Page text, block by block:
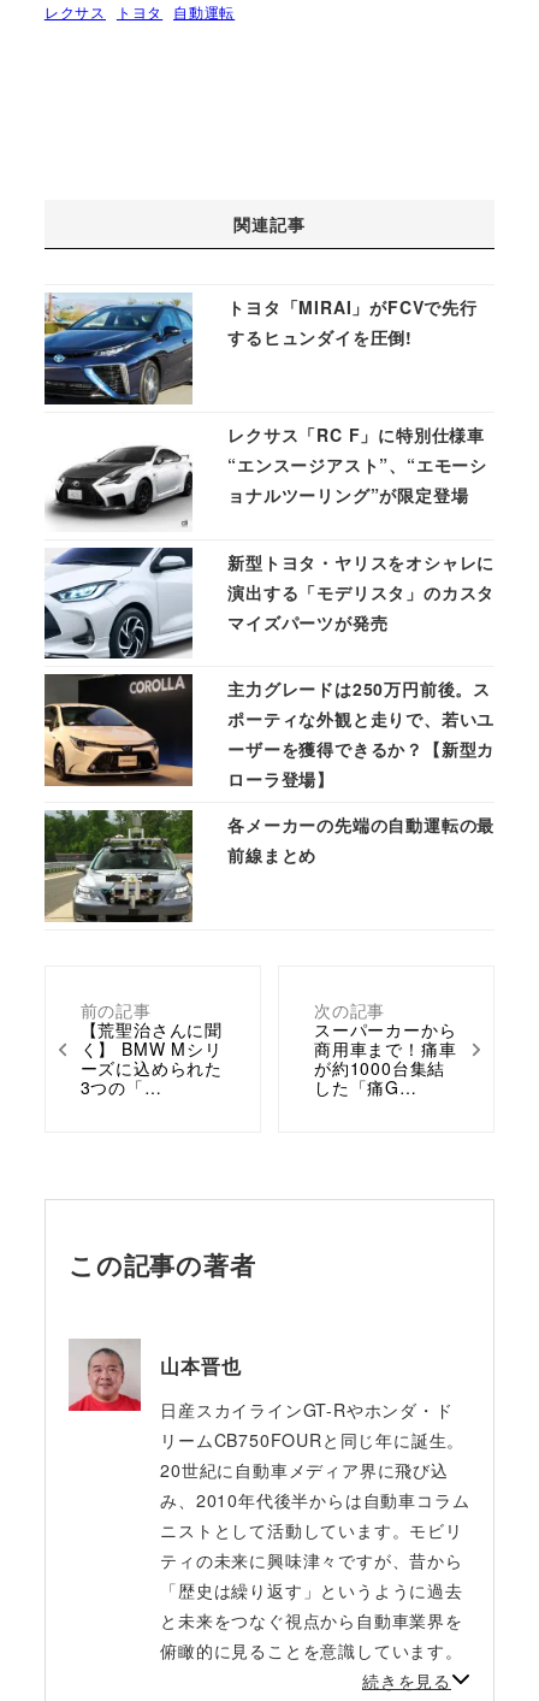
レクサス トヨタ 自動運転
前の記事
【荒聖治さんに聞
く】 BMW Mシリ
ーズに込められた
3つの「…
次の記事
スーパーカーから
商用車まで！痛車
が約1000台集結
した「痛G…
関連記事
トヨタ「MIRAI」がFCVで先行
するヒュンダイを圧倒!
レクサス「RC F」に特別仕様車
“エンスージアスト”、“エモーシ
ョナルツーリング”が限定登場
新型トヨタ・ヤリスをオシャレに
演出する「モデリスタ」のカスタ
マイズパーツが発売
主力グレードは250万円前後。ス
ポーティな外観と走りで、若いユ
ーザーを獲得できるか？【新型カ
ローラ登場】
各メーカーの先端の自動運転の最
前線まとめ
この記事の著者
山本晋也
日産スカイラインGT-Rやホンダ・ド
リームCB750FOURと同じ年に誕生。
20世紀に自動車メディア界に飛び込
み、2010年代後半からは自動車コラム
ニストとして活動しています。モビリ
ティの未来に興味津々ですが、昔から
「歴史は繰り返す」というように過去
と未来をつなぐ視点から自動車業界を
俯瞰的に見ることを意識しています。
続きを見る